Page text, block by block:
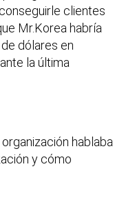
clientes
Mr.Korea habría
dólares en
la última
hablaba
y cómo